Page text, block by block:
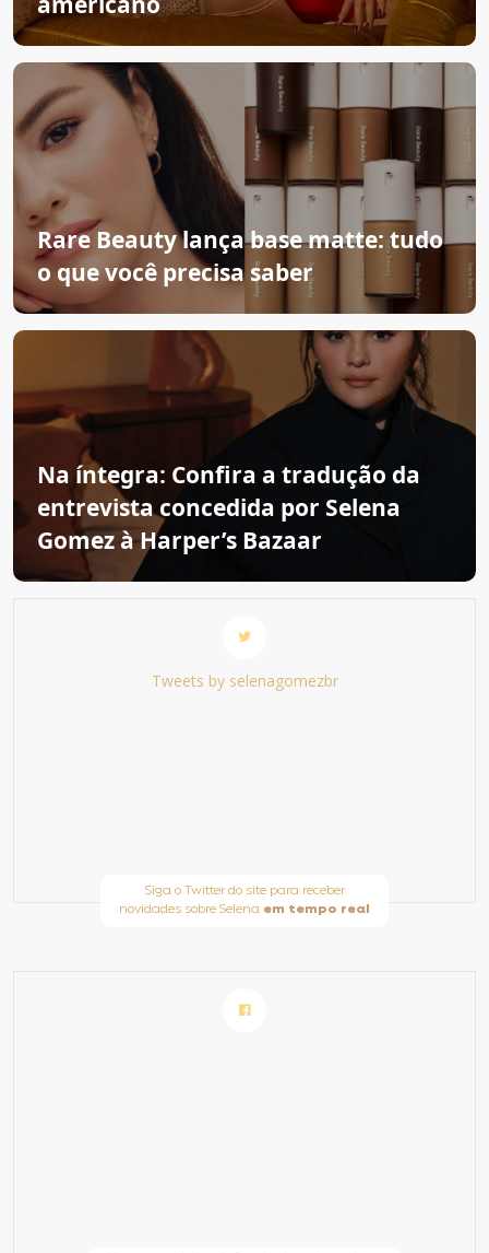
Rare Beauty lança base matte: tudo
o que você precisa saber
Na íntegra: Confira a tradução da
entrevista concedida por Selena
Gomez à Harper’s Bazaar
Tweets by selenagomezbr
Siga o Twitter do site para receber
novidades sobre Selena em tempo real